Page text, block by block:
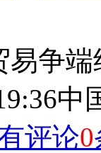
易争
中
评论0